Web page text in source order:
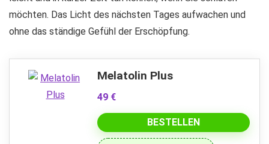
möchten. Das Licht des nächsten Tages aufwachen und
ohne das ständige Gefühl der Erschöpfung.
Melatolin Plus
49 €
BESTELLEN